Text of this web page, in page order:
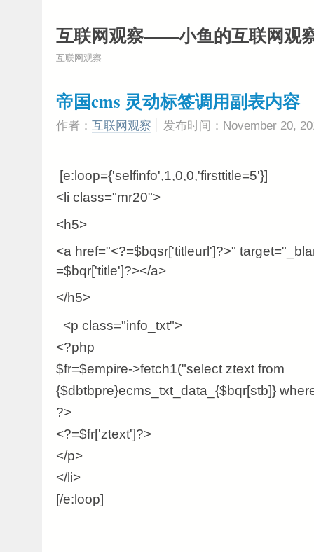
互联网观察——小鱼的互联网观
互联网观察
帝国cms 灵动标签调用副表内容
作者： 互联网观察 发布时间：November 20,
[e:loop={'selfinfo',1,0,0,'firsttitle=5'}]
<li class="mr20">
<h5>
<a href="<?=$bqsr['titleurl']?>"
=$bqr['title']?></a>
</h5>
<p class="info_txt">
<?php
$fr=$empire->fetch1("select ztext from
{$dbtbpre}ecms_txt_data_{$bqr[stb]}
?>
<?=$fr['ztext']?>
</p>
</li>
[/e:loop]